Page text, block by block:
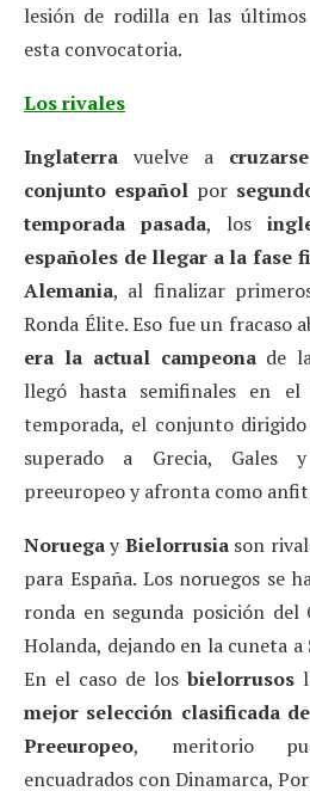
lesión de rodilla en las
esta convocatoria.
Los rivales
Inglaterra vuelve a
conjunto español por
temporada pasada, los
españoles de llegar a la fase
Alemania, al finalizar
Ronda Élite. Eso fue un fracaso
era la actual campeonade la
llegó hasta semifinales en el
temporada, el conjunto
superado a Grecia, Gales
preeuropeo y afronta como
NoruegayBielorrusiason
para España. Los noruegos se
ronda en segunda posición
Holanda, dejando en la cuneta
En el caso de los bielorrusos
mejor selección clasificada
Preeuropeo, meritorio
encuadrados con Dinamarca,